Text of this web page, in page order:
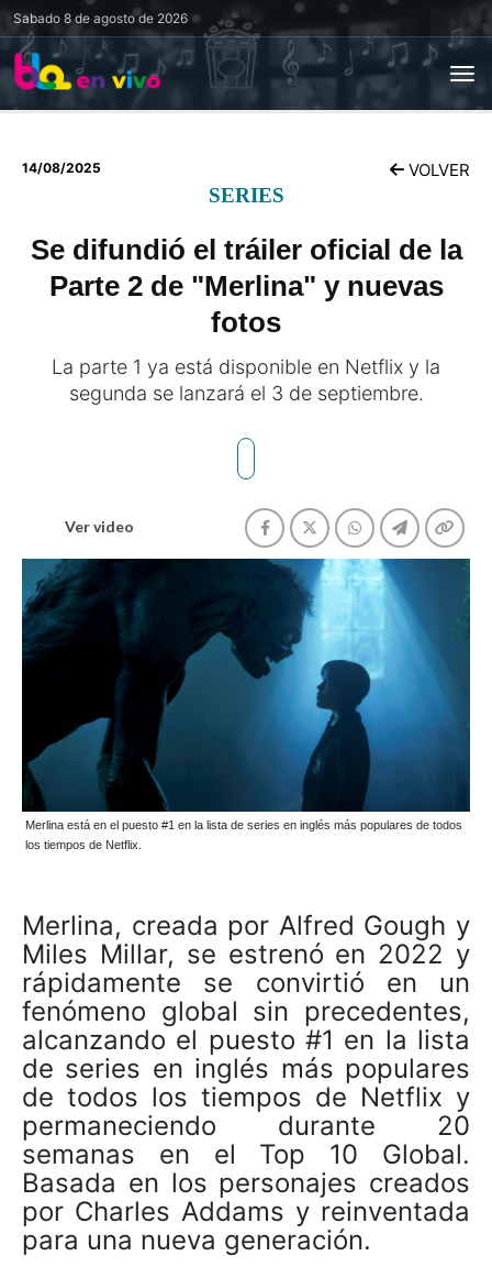
Sabado 8 de agosto de 2026
14/08/2025 VOLVER
SERIES
Se difundió el tráiler oficial de la
Parte 2 de "Merlina" y nuevas
fotos
La parte 1 ya está disponible en Netflix y la
segunda se lanzará el 3 de septiembre.
Ver video
Merlina está en el puesto #1 en la lista de series en inglés más populares de todos
los tiempos de Netflix.
Merlina, creada por Alfred Gough y
Miles Millar, se estrenó en 2022 y
rápidamente se convirtió en un
fenómeno global sin precedentes,
alcanzando el puesto #1 en la lista
de series en inglés más populares
de todos los tiempos de Netflix y
permaneciendo durante 20
semanas en el Top 10 Global.
Basada en los personajes creados
por Charles Addams y reinventada
para una nueva generación.